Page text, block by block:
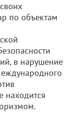
по объектам
в нарушение
находится